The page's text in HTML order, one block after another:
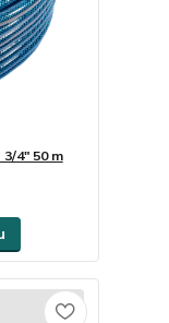
4" 50 m